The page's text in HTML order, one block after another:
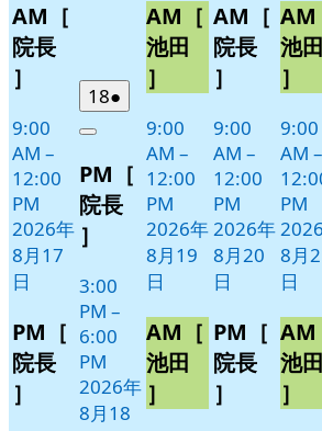
月
17
日
イ
AM［
院長
］
9:00
AM –
12:00
PM
2026年
8月17
日
PM［
院長
］
182026
年
月
18
日
●
件
イ
ベ
Close
PM［
院長
］
3:00
PM –
6:00
PM
2026年
8月18
月
19
日
イ
ベ
ト)
AM［
池田
］
9:00
AM –
12:00
PM
2026年
8月19
日
AM［
池田
］
月
20
日
イ
ベ
ト)
AM［
院長
］
9:00
AM –
12:00
PM
2026年
8月20
日
PM［
院長
］
月
21
日
AM
池田
］
9:00
AM –
PM
8月
日
AM
池田
］